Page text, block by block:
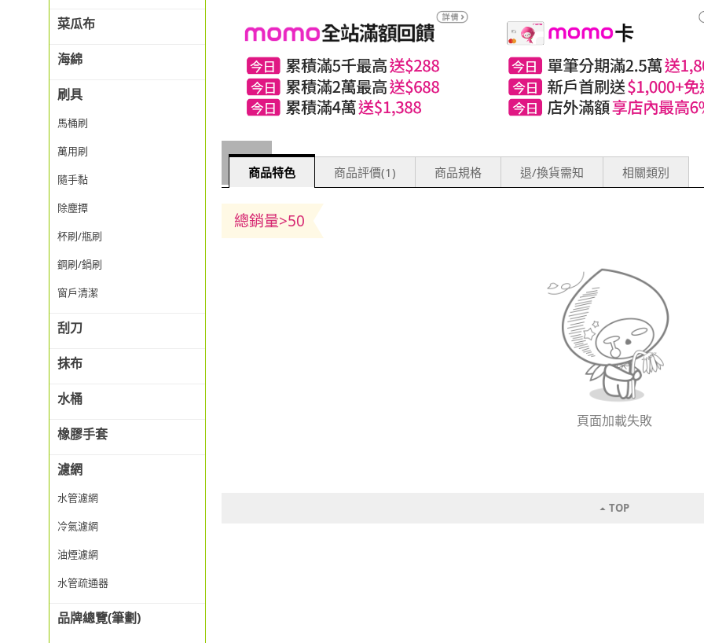
菜瓜布
海綿
刷具
馬桶刷
萬用刷
隨手黏
除塵撢
杯刷/瓶刷
鋼刷/鍋刷
窗戶清潔
刮刀
抹布
水桶
橡膠手套
濾網
水管濾網
冷氣濾網
油煙濾網
水管疏通器
品牌總覽(筆劃)
商品特色 商品評價(1) 商品規格 退/換貨需知 相關類別
總銷量>50
頁面加載失敗
TOP